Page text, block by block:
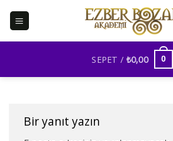
SEPET / ₺0,00 0
Bir yanıt yazın